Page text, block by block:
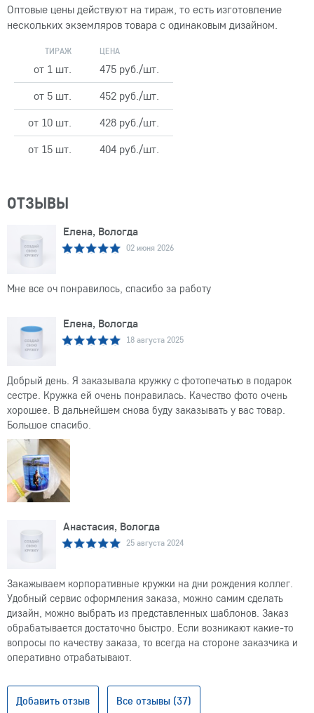
Оптовые цены действуют на тираж, то есть изготовление
нескольких экземляров товара с одинаковым дизайном.
ТИРАЖ ЦЕНА
от 1 шт.
475 руб./шт.
от 5 шт.
452 руб./шт.
от 10 шт.
428 руб./шт.
от 15 шт.
404 руб./шт.
ОТЗЫВЫ
Елена, Вологда
02 июня 2026
Мне все оч понравилось, спасибо за работу
Елена, Вологда
18 августа 2025
Добрый день. Я заказывала кружку с фотопечатью в подарок
сестре. Кружка ей очень понравилась. Качество фото очень
хорошее. В дальнейшем снова буду заказывать у вас товар.
Большое спасибо.
Анастасия, Вологда
25 августа 2024
Закажываем корпоративные кружки на дни рождения коллег.
Удобный сервис оформления заказа, можно самим сделать
дизайн, можно выбрать из представленных шаблонов. Заказ
обрабатывается достаточно быстро. Если возникают какие-то
вопросы по качеству заказа, то всегда на стороне заказчика и
оперативно отрабатывают.
Добавить отзыв Все отзывы (37)